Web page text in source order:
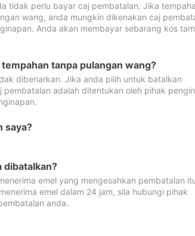
tidak perlu bayar caj pembatalan. Jika
wang, anda mungkin dikenakan caj
Anda akan membayar sebarang kos
tanpa pulangan wang?
dibenarkan. Jika anda pilih untuk batalkan
adalah ditentukan oleh pihak
saya?
dibatalkan?
emel yang mengesahkan pembatalan
emel dalam 24 jam, sila hubungi pihak
anda.